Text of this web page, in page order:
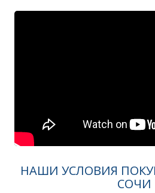
НАШИ УСЛОВИЯ
СОЧИ